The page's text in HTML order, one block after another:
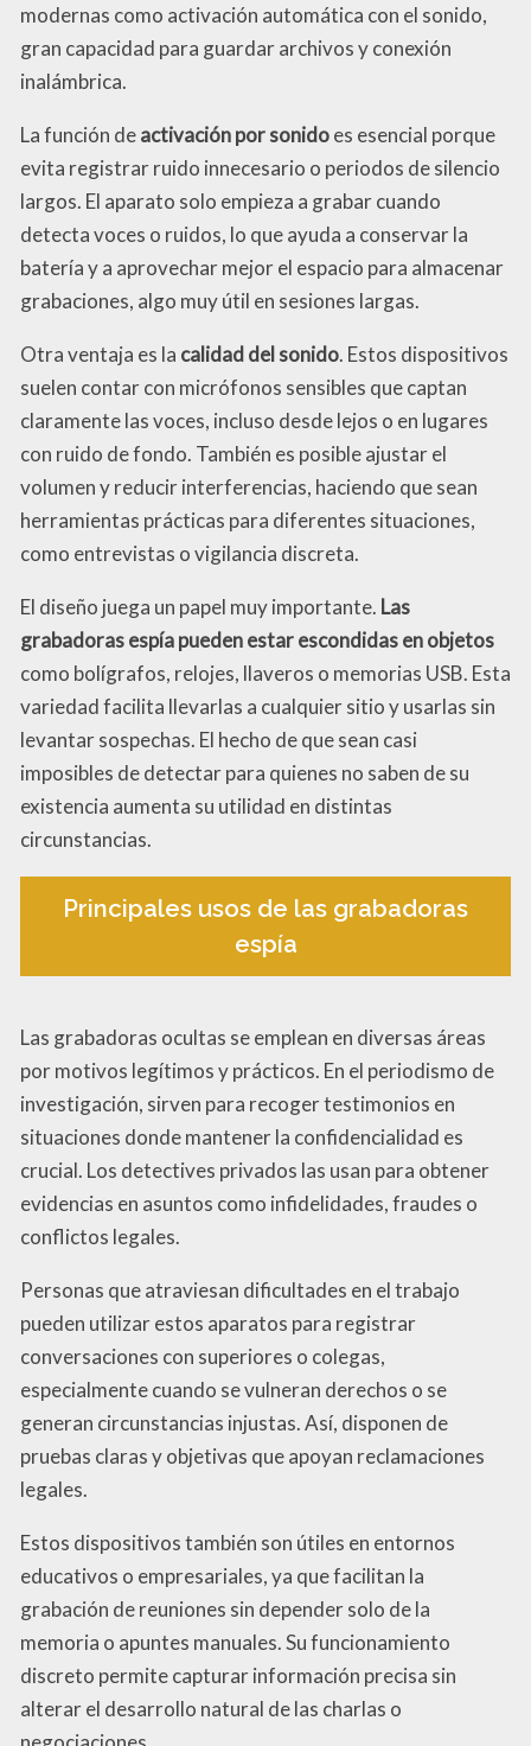
modernas como activación automática con el sonido,
gran capacidad para guardar archivos y conexión
inalámbrica.
La función deactivación por sonidoes esencial porque
evita registrar ruido innecesario o periodos de silencio
largos. El aparato solo empieza a grabar cuando
detecta voces o ruidos, lo que ayuda a conservar la
batería y a aprovechar mejor el espacio para almacenar
grabaciones, algo muy útil en sesiones largas.
Otra ventaja es la calidad del sonido. Estos dispositivos
suelen contar con micrófonos sensibles que captan
claramente las voces, incluso desde lejos o en lugares
con ruido de fondo. También es posible ajustar el
volumen y reducir interferencias, haciendo que sean
herramientas prácticas para diferentes situaciones,
como entrevistas o vigilancia discreta.
El diseño juega un papel muy importante. Las
grabadoras espía pueden estar escondidas en objetos
como bolígrafos, relojes, llaveros o memorias USB. Esta
variedad facilita llevarlas a cualquier sitio y usarlas sin
levantar sospechas. El hecho de que sean casi
imposibles de detectar para quienes no saben de su
existencia aumenta su utilidad en distintas
circunstancias.
Principales usos de las grabadoras
espía
Las grabadoras ocultas se emplean en diversas áreas
por motivos legítimos y prácticos. En el periodismo de
investigación, sirven para recoger testimonios en
situaciones donde mantener la confidencialidad es
crucial. Los detectives privados las usan para obtener
evidencias en asuntos como infidelidades, fraudes o
conflictos legales.
Personas que atraviesan dificultades en el trabajo
pueden utilizar estos aparatos para registrar
conversaciones con superiores o colegas,
especialmente cuando se vulneran derechos o se
generan circunstancias injustas. Así, disponen de
pruebas claras y objetivas que apoyan reclamaciones
legales.
Estos dispositivos también son útiles en entornos
educativos o empresariales, ya que facilitan la
grabación de reuniones sin depender solo de la
memoria o apuntes manuales. Su funcionamiento
discreto permite capturar información precisa sin
alterar el desarrollo natural de las charlas o